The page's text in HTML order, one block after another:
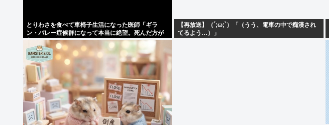
とりわさを食べて車椅子生活になった医師「ギラ
ン・バレー症候群になって本当に絶望。死んだ方が
良かったと思った」
【再放送】（´;ω;`）「（うう、電車の中で痴漢され
てるよう…）」